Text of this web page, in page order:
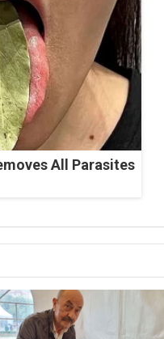
All Parasites